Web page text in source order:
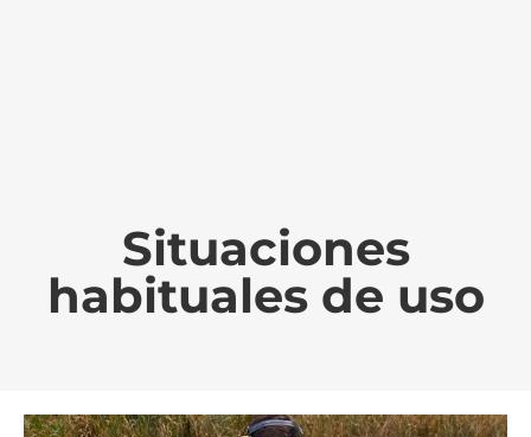
Situaciones
habituales de uso